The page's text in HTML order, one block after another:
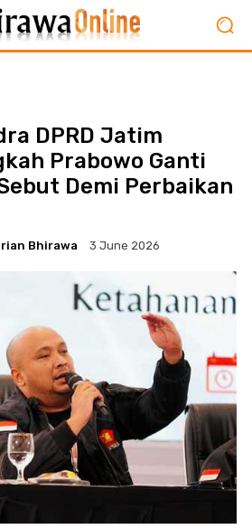
DPRD Jatim
Prabowo Ganti
Demi Perbaikan
Bhirawa 3 June 2026